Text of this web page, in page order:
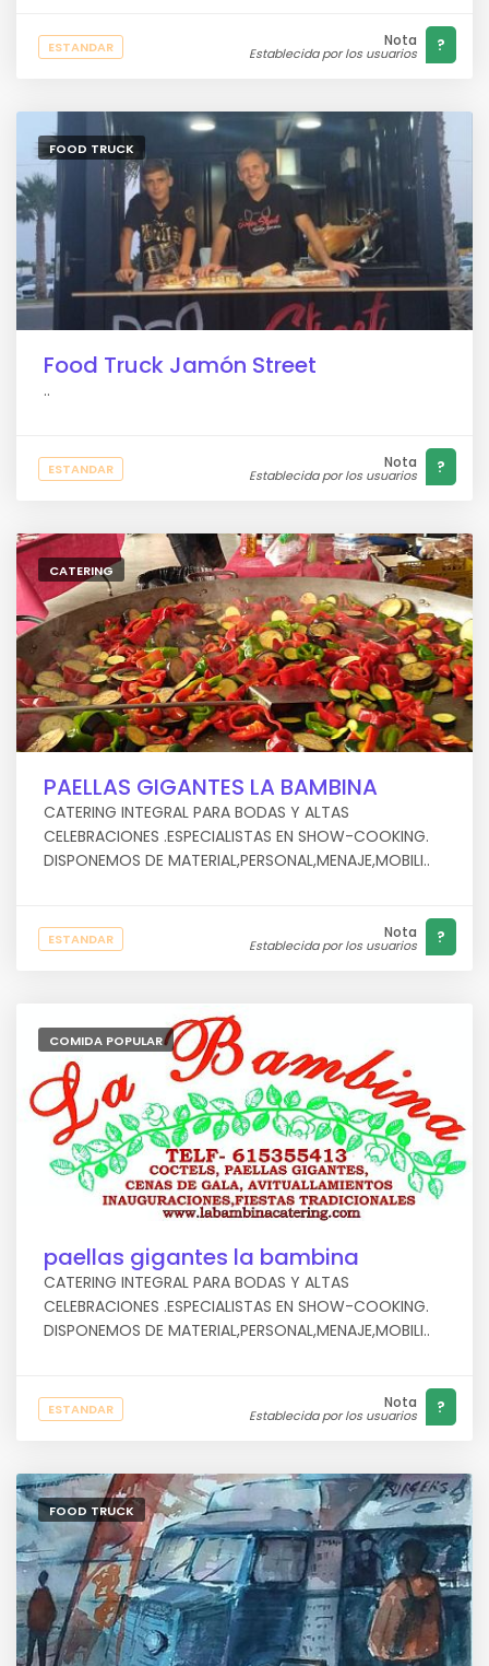
ESTANDAR Nota
Establecida por los usuarios ?
FOOD TRUCK
Food Truck Jamón Street
..
ESTANDAR Nota
Establecida por los usuarios ?
CATERING
PAELLAS GIGANTES LA BAMBINA
CATERING INTEGRAL PARA BODAS Y ALTAS
CELEBRACIONES .ESPECIALISTAS EN SHOW-COOKING.
DISPONEMOS DE MATERIAL,PERSONAL,MENAJE,MOBILI..
ESTANDAR Nota
Establecida por los usuarios ?
COMIDA POPULAR
paellas gigantes la bambina
CATERING INTEGRAL PARA BODAS Y ALTAS
CELEBRACIONES .ESPECIALISTAS EN SHOW-COOKING.
DISPONEMOS DE MATERIAL,PERSONAL,MENAJE,MOBILI..
ESTANDAR Nota
Establecida por los usuarios ?
FOOD TRUCK